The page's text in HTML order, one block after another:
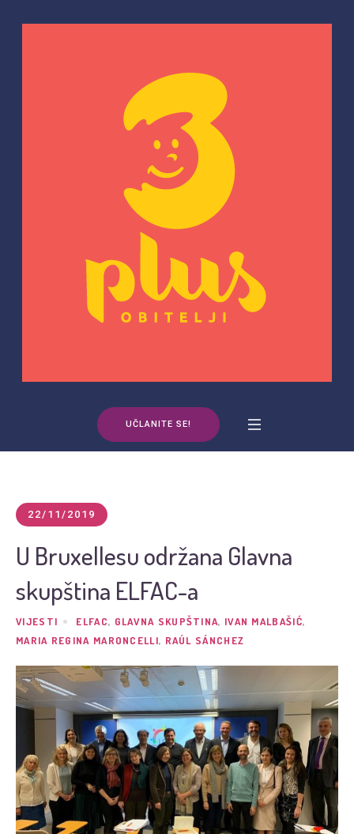
UČLANITE SE!
22/11/2019
U Bruxellesu održana Glavna
skupština ELFAC-a
VIJESTI ELFAC, GLAVNA SKUPŠTINA, IVAN MALBAŠIĆ,
MARIA REGINA MARONCELLI, RAÚL SÁNCHEZ